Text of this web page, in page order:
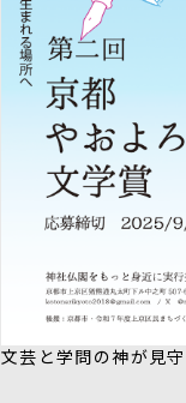
文芸と学問の神が見